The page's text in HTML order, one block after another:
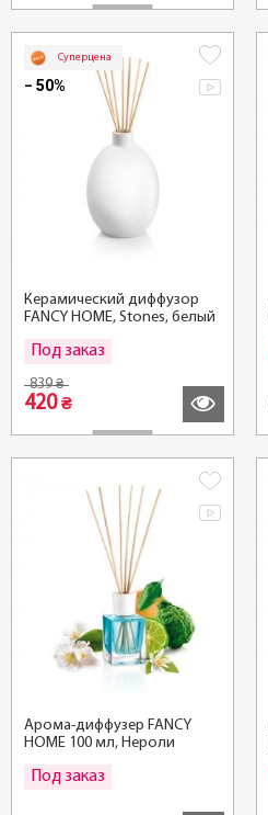
Суперцена
− 50%
Керамический диффузор
FANCY HOME, Stones, белый
Под заказ
839₴
420₴
Арома-диффузер FANCY
HOME 100 мл, Нероли
Под заказ